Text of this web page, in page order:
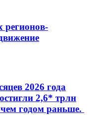
регионов-
2026 года
2,6* трлн
годом раньше.